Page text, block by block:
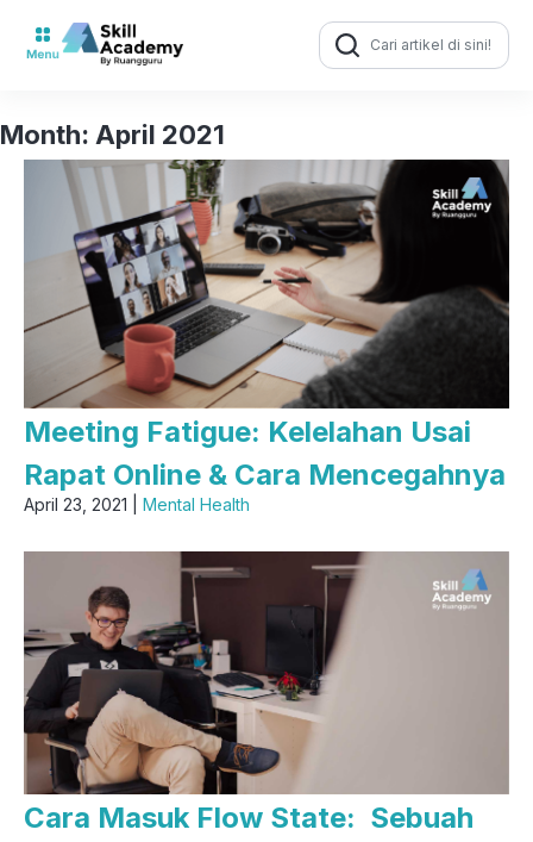
Search
for:
Month: April 2021
Meeting Fatigue: Kelelahan Usai
Rapat Online & Cara Mencegahnya
April 23, 2021 | Mental Health
Cara Masuk Flow State: Sebuah